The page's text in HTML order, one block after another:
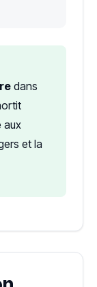
dans
aux
et la